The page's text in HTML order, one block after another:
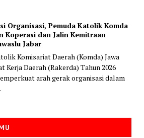
Organisasi, Pemuda Katolik Komda
Koperasi dan Jalin Kemitraan
Jabar
Komisariat Daerah (Komda) Jawa
Kerja Daerah (Rakerda) Tahun 2026
arah gerak organisasi dalam